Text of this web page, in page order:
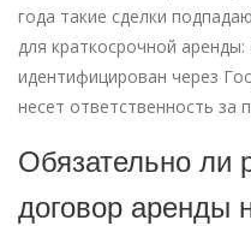
года такие сделки
для краткосрочной
идентифицирован через
несет ответственность за
Обязательно ли
договор аренды